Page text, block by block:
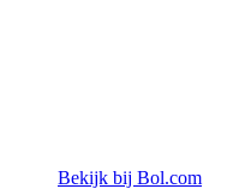
Bekijk bij Bol.com